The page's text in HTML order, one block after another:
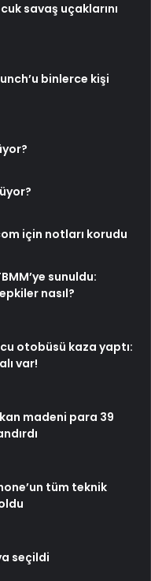
savaş uçaklarını
binlerce kişi
için notları korudu
sunuldu:
nasıl?
otobüsü kaza yaptı:
var!
madeni para 39
tüm teknik
seçildi